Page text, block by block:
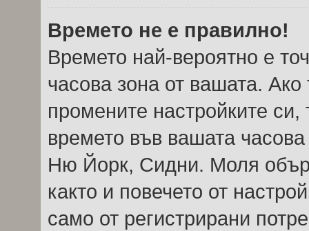
Времето не е правилно!
Времето най-вероятно е
часова зона от вашата.
промените настройките
времето във вашата
Ню Йорк, Сидни. Моля
както и повечето от
само от регистрирани